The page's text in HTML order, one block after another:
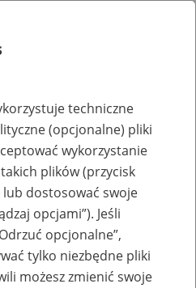
lub
zakładów pracy
techniczne
(opcjonalne) pliki
wykorzystanie
plików (przycisk
lub dostosować swoje
opcjami”). Jeśli
opcjonalne”,
tylko niezbędne pliki
możesz zmienić swoje